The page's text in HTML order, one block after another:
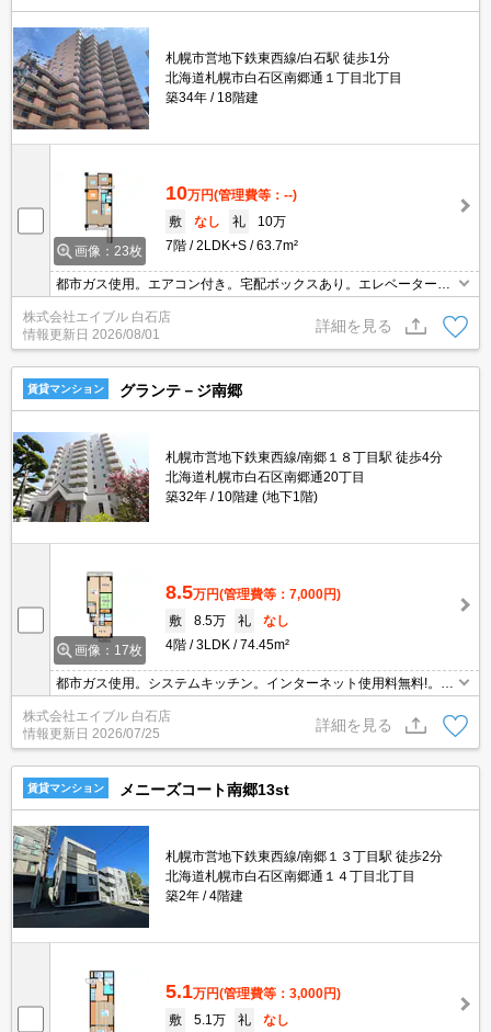
札幌市営地下鉄東西線/白石駅 徒歩1分
北海道札幌市白石区南郷通１丁目北丁目
築34年
18階建
画像：23枚
10万円(管理費等：--)
敷
なし 礼
10万
7階
2LDK+S 63.7m²
都市ガス使用。エアコン付き。宅配ボックスあり。エレベーターあ
り。オートロック。灯油FF。シャンドレ。バルコニー。TVインター
ホン付き。温水洗浄便座付き。システムキッチン。初期費用・家賃
カード払い可。
株式会社エイブル 白石店
情報更新日 2026/08/01
詳細を見る
賃貸マンション グランテ－ジ南郷
札幌市営地下鉄東西線/南郷１８丁目駅 徒歩4分
北海道札幌市白石区南郷通20丁目
築32年
10階建 (地下1階)
画像：17枚
8.5万円(管理費等：7,000円)
敷
8.5万 礼
なし
4階
3LDK 74.45m²
都市ガス使用。システムキッチン。インターネット使用料無料!。エ
レベーターあり。オートロック。宅配ボックスあり。TVインターホ
ン付き。初期費用クレジット払い可能。仲介手数料家賃の0.55ヵ月
分。
株式会社エイブル 白石店
情報更新日 2026/07/25
詳細を見る
賃貸マンション メニーズコート南郷13st
札幌市営地下鉄東西線/南郷１３丁目駅 徒歩2分
北海道札幌市白石区南郷通１４丁目北丁目
築2年
4階建
5.1万円(管理費等：3,000円)
敷
5.1万 礼
なし